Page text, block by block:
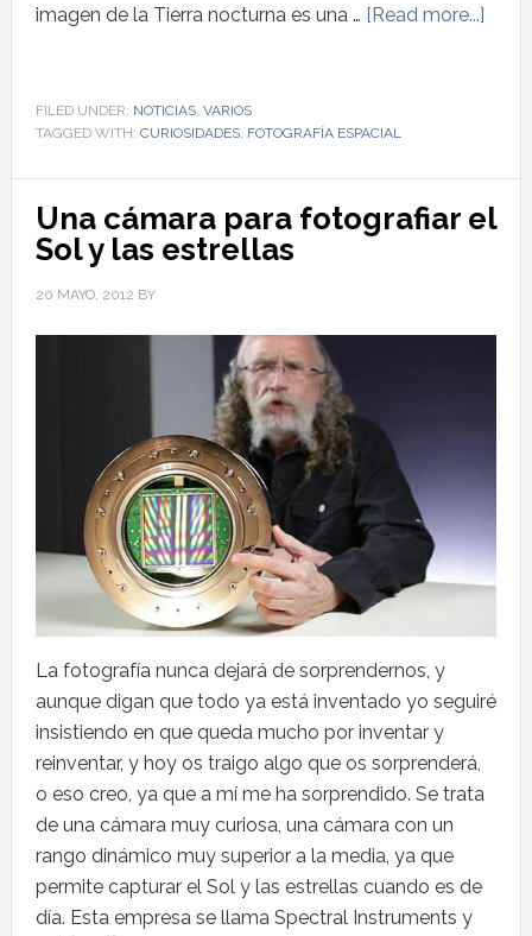
imagen de la Tierra nocturna es una … [Read more...]
FILED UNDER: NOTICIAS, VARIOS
TAGGED WITH: CURIOSIDADES, FOTOGRAFÍA ESPACIAL
Una cámara para fotografiar el
Sol y las estrellas
20 MAYO, 2012 BY
La fotografía nunca dejará de sorprendernos, y
aunque digan que todo ya está inventado yo seguiré
insistiendo en que queda mucho por inventar y
reinventar, y hoy os traigo algo que os sorprenderá,
o eso creo, ya que a mí me ha sorprendido. Se trata
de una cámara muy curiosa, una cámara con un
rango dinámico muy superior a la media, ya que
permite capturar el Sol y las estrellas cuando es de
día. Esta empresa se llama Spectral Instruments y